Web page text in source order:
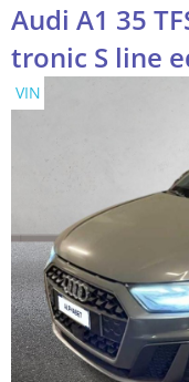
Audi A1 35
tronic S line
VIN